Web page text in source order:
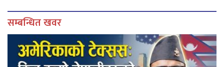
सम्बन्धित खवर